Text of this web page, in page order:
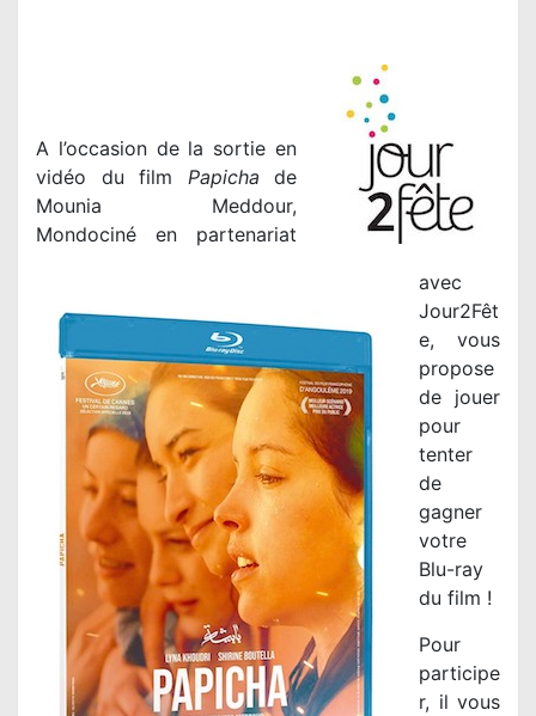
A l’occasion de la sortie en
vidéo du film Papicha de
Mounia Meddour,
Mondociné en partenariat
avec
Jour2Fêt
e, vous
propose
de jouer
pour
tenter
de
gagner
votre
Blu-ray
du film !
Pour
participe
r, il vous